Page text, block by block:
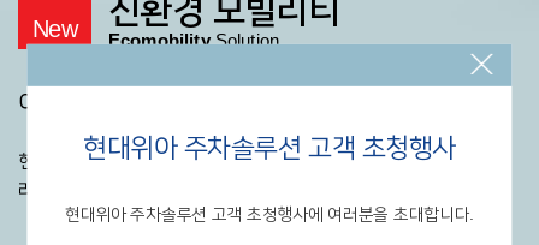
현대위아 주차솔루션 고객 초청행사
현대위아 주차솔루션 고객 초청행사에 여러분을 초대합니다.
New 친환경 모빌리티
EcomobilitySolution
이전에는 낄 수 없었던 쾌적한 이동 경험
현대위아는 모빌리티 패러다임의 대전환에 발맞춰 고객의 새로운
라이프스타일과 사용 방식에